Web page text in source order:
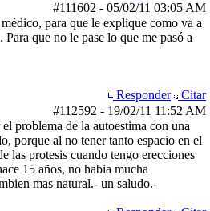
#111602 - 05/02/11 03:05 AM
para que le explique como va a
que no le pase lo que me pasó a
Responder
Citar
#112592 - 19/02/11 11:52 AM
problema de la autoestima con una
porque al no tener tanto espacio en el
las protesis cuando tengo erecciones
15 años, no habia mucha
mas natural.- un saludo.-